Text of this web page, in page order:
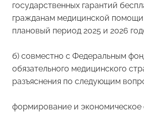
государственных гарантий
гражданам медицинской помощи
плановый период 2025 и 2026
б) совместно с Федеральным
обязательного медицинского
разъяснения по следующим
формирование и экономическое